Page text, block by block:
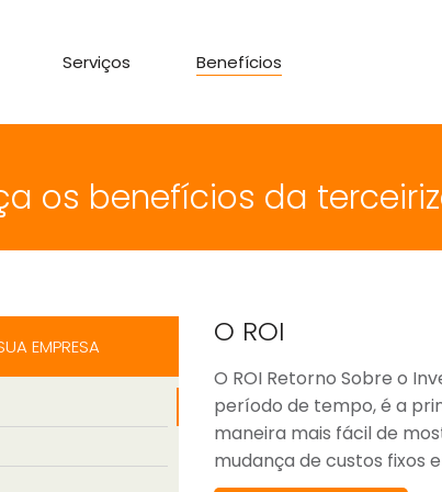
Serviços Benefícios
os benefícios da
EMPRESA O ROI
O ROI Retorno Sobre o
período de tempo, é a
maneira mais fácil de
mudança de custos fixos